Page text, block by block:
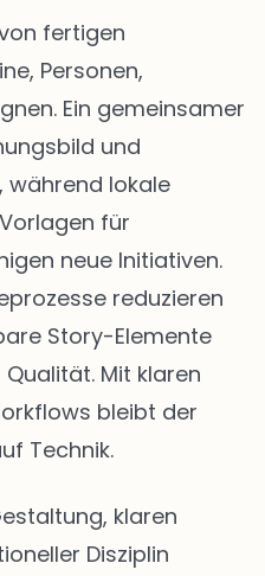
fertigen
Personen,
Ein gemeinsamer
und
während lokale
für
neue Initiativen.
reduzieren
Story-Elemente
Mit klaren
bleibt der
Technik.
klaren
Disziplin